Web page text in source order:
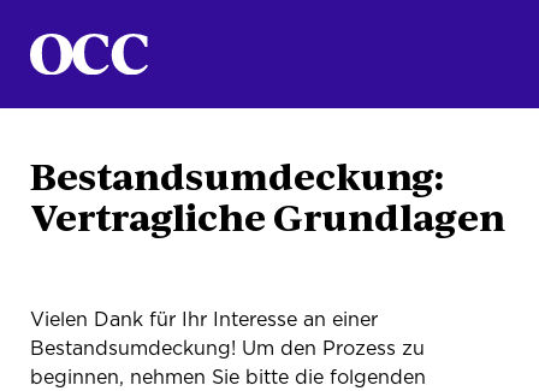
Bestandsumdeckung:
Vertragliche Grundlagen
Vielen Dank für Ihr Interesse an einer
Bestandsumdeckung! Um den Prozess zu
beginnen, nehmen Sie bitte die folgenden